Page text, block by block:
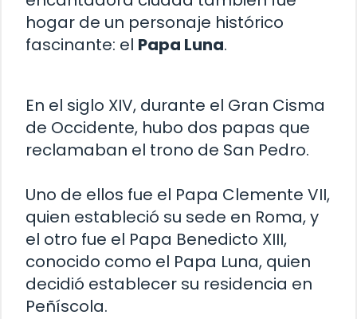
hogar de un personaje histórico
fascinante: el Papa Luna.
En el siglo XIV, durante el Gran Cisma
de Occidente, hubo dos papas que
reclamaban el trono de San Pedro.
Uno de ellos fue el Papa Clemente VII,
quien estableció su sede en Roma, y
el otro fue el Papa Benedicto XIII,
conocido como el Papa Luna, quien
decidió establecer su residencia en
Peñíscola.